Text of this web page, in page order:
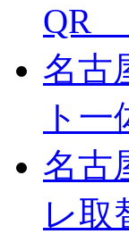
QR
名古
ト一
名古
レ取